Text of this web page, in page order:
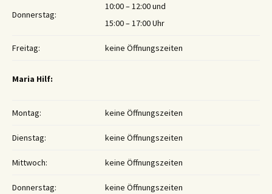
Donnerstag:
10:00 – 12:00 und
15:00 – 17:00 Uhr
Freitag: keine Öffnungszeiten
Maria Hilf:
Montag: keine Öffnungszeiten
Dienstag: keine Öffnungszeiten
Mittwoch: keine Öffnungszeiten
Donnerstag: keine Öffnungszeiten